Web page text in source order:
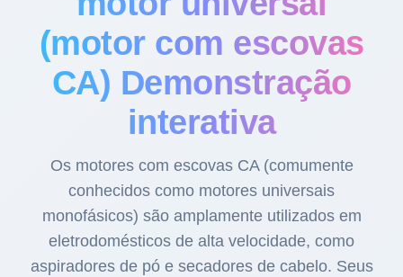
(motor com escovas
CA) Demonstração
interativa
Os motores com escovas CA (comumente
conhecidos como motores universais
monofásicos) são amplamente utilizados em
eletrodomésticos de alta velocidade, como
aspiradores de pó e secadores de cabelo. Seus